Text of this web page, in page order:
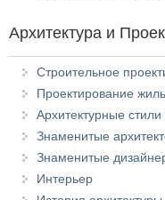
Архитектура и
Строительное
Проектирование
Архитектурные
Знаменитые
Знаменитые
Интерьер